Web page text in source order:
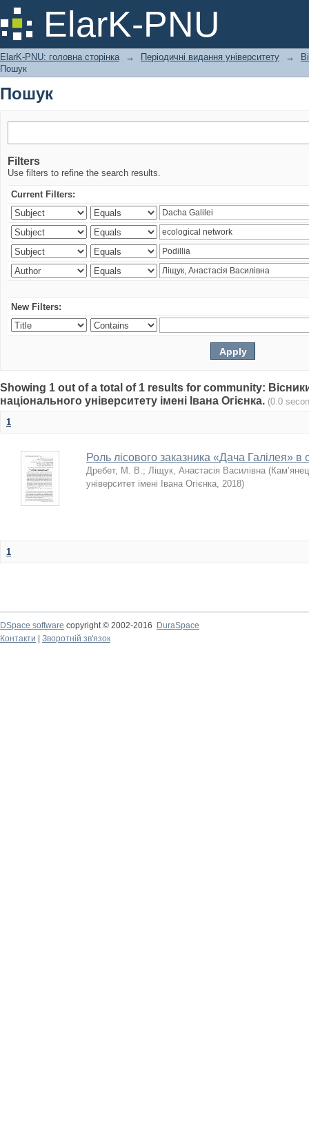
ElarK-PNU
Пошук
ElarK-PNU: головна сторінка → Періодичні видання університету →
Пошук
Пошук
Filters
Use filters to refine the search results.
Current Filters:
New Filters:
Showing 1 out of a total of 1 results for community:
національного університету імені Івана Огієнка. (0.0
1
Роль лісового заказника «Дача Галілея» в
Дребет, М. В.; Ліщук, Анастасія Василівна (
університет імені Івана Огієнка, 2018)
1
DSpace software copyright © 2002-2016
DuraSpace
Контакти
Зворотній зв'язок